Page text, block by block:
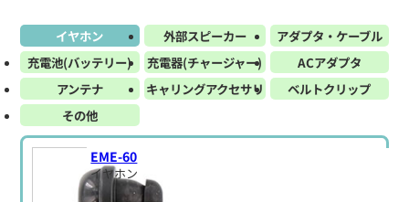
イヤホン 外部スピーカー
アダプタ・ケーブル
充電池(バッテリー)
充電器(チャージャー)
ACアダプタ
アンテナ
キャリングアクセサリ
ベルトクリップ
その他
EME-60
イヤホン